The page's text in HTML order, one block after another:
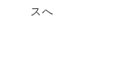
スへ